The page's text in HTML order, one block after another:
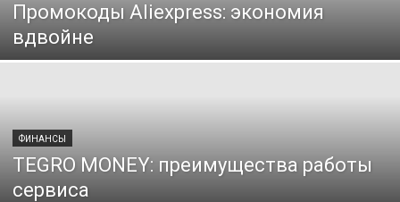
Промокоды Aliexpress: экономия
вдвойне
ФИНАНСЫ
TEGRO MONEY: преимущества работы
сервиса